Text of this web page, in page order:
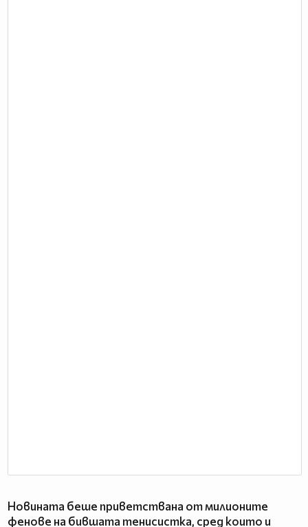
Новината беше приветствана от милионите
фенове на бившата тенисистка, сред които и